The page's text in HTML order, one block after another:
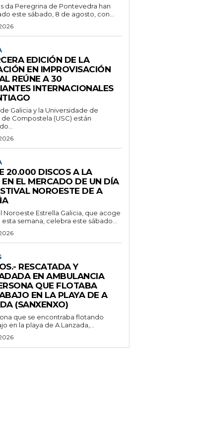
da Peregrina de Pontevedra han
este sábado, 8 de agosto, con...
EDICIÓN DE LA
EN IMPROVISACIÓN
REÚNE A 30
INTERNACIONALES
Galicia y la Universidade de
Compostela (USC) están
20.000 DISCOS A LA
EL MERCADO DE UN DÍA
NOROESTE DE A
Noroeste Estrella Galicia, que acoge
semana, celebra este sábado...
RESCATADA Y
EN AMBULANCIA
QUE FLOTABA
EN LA PLAYA DE A
(SANXENXO)
que se encontraba flotando
en la playa de A Lanzada,...